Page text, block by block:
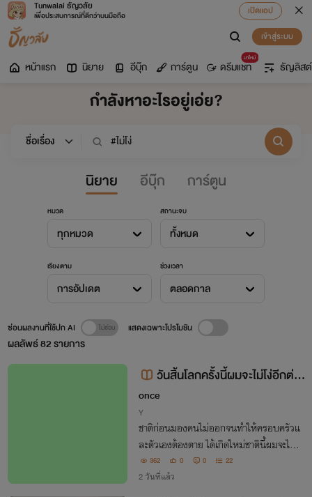
Tunwalai ธัญวลัย
เพื่อประสบการณ์ที่ดีกว่าบนมือถือ
เปิดแอป
เข้าสู่ระบบ
หน้าแรก นิยาย อีบุ๊ก การ์ตูน
มาใหม่
ดรีมแชท ธัญลิสต์
กำลังหาอะไรอยู่เอ่ย?
นิยาย อีบุ๊ก การ์ตูน
หมวด
ทุกหมวด
สถานะจบ
ทั้งหมด
เรียงตาม
การอัปเดต
ช่วงเวลา
ตลอดกาล
ผลลัพธ์82รายการ
ซ่อนผลงานที่ใช้ปก AI แสดงเฉพาะโปรโมชัน
วันสิ้นโลกครั้งนี้ผมจะไม่โง่อีกต่อไ
ป!
once
Y
ชาติก่อนมองคนไม่ออกจนทำให้ครอบครัวแ
ละตัวเองต้องตาย ได้เกิดใหม่ชาตินี้ผมจะไม่โง่
อีกต่อไปแล้ว!
362 0 0 22
2 วันที่แล้ว